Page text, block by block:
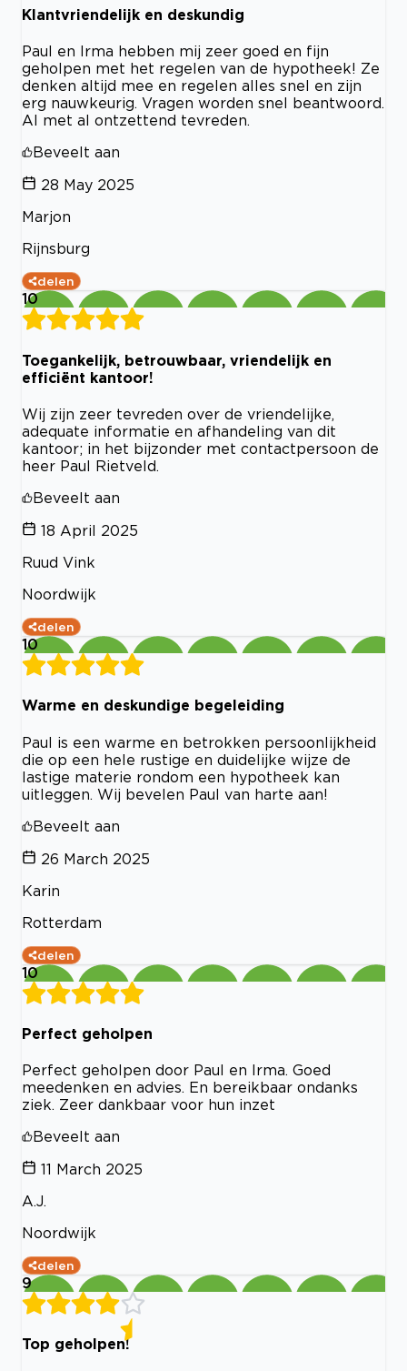
Klantvriendelijk en deskundig
Paul en Irma hebben mij zeer goed en fijn
geholpen met het regelen van de hypotheek! Ze
denken altijd mee en regelen alles snel en zijn
erg nauwkeurig. Vragen worden snel beantwoord.
Al met al ontzettend tevreden.
Beveelt aan
28 May 2025
Marjon
Rijnsburg
delen
10
Toegankelijk, betrouwbaar, vriendelijk en
efficiënt kantoor!
Wij zijn zeer tevreden over de vriendelijke,
adequate informatie en afhandeling van dit
kantoor; in het bijzonder met contactpersoon de
heer Paul Rietveld.
Beveelt aan
18 April 2025
Ruud Vink
Noordwijk
delen
10
Warme en deskundige begeleiding
Paul is een warme en betrokken persoonlijkheid
die op een hele rustige en duidelijke wijze de
lastige materie rondom een hypotheek kan
uitleggen. Wij bevelen Paul van harte aan!
Beveelt aan
26 March 2025
Karin
Rotterdam
delen
10
Perfect geholpen
Perfect geholpen door Paul en Irma. Goed
meedenken en advies. En bereikbaar ondanks
ziek. Zeer dankbaar voor hun inzet
Beveelt aan
11 March 2025
A.J.
Noordwijk
delen
9
Top geholpen!